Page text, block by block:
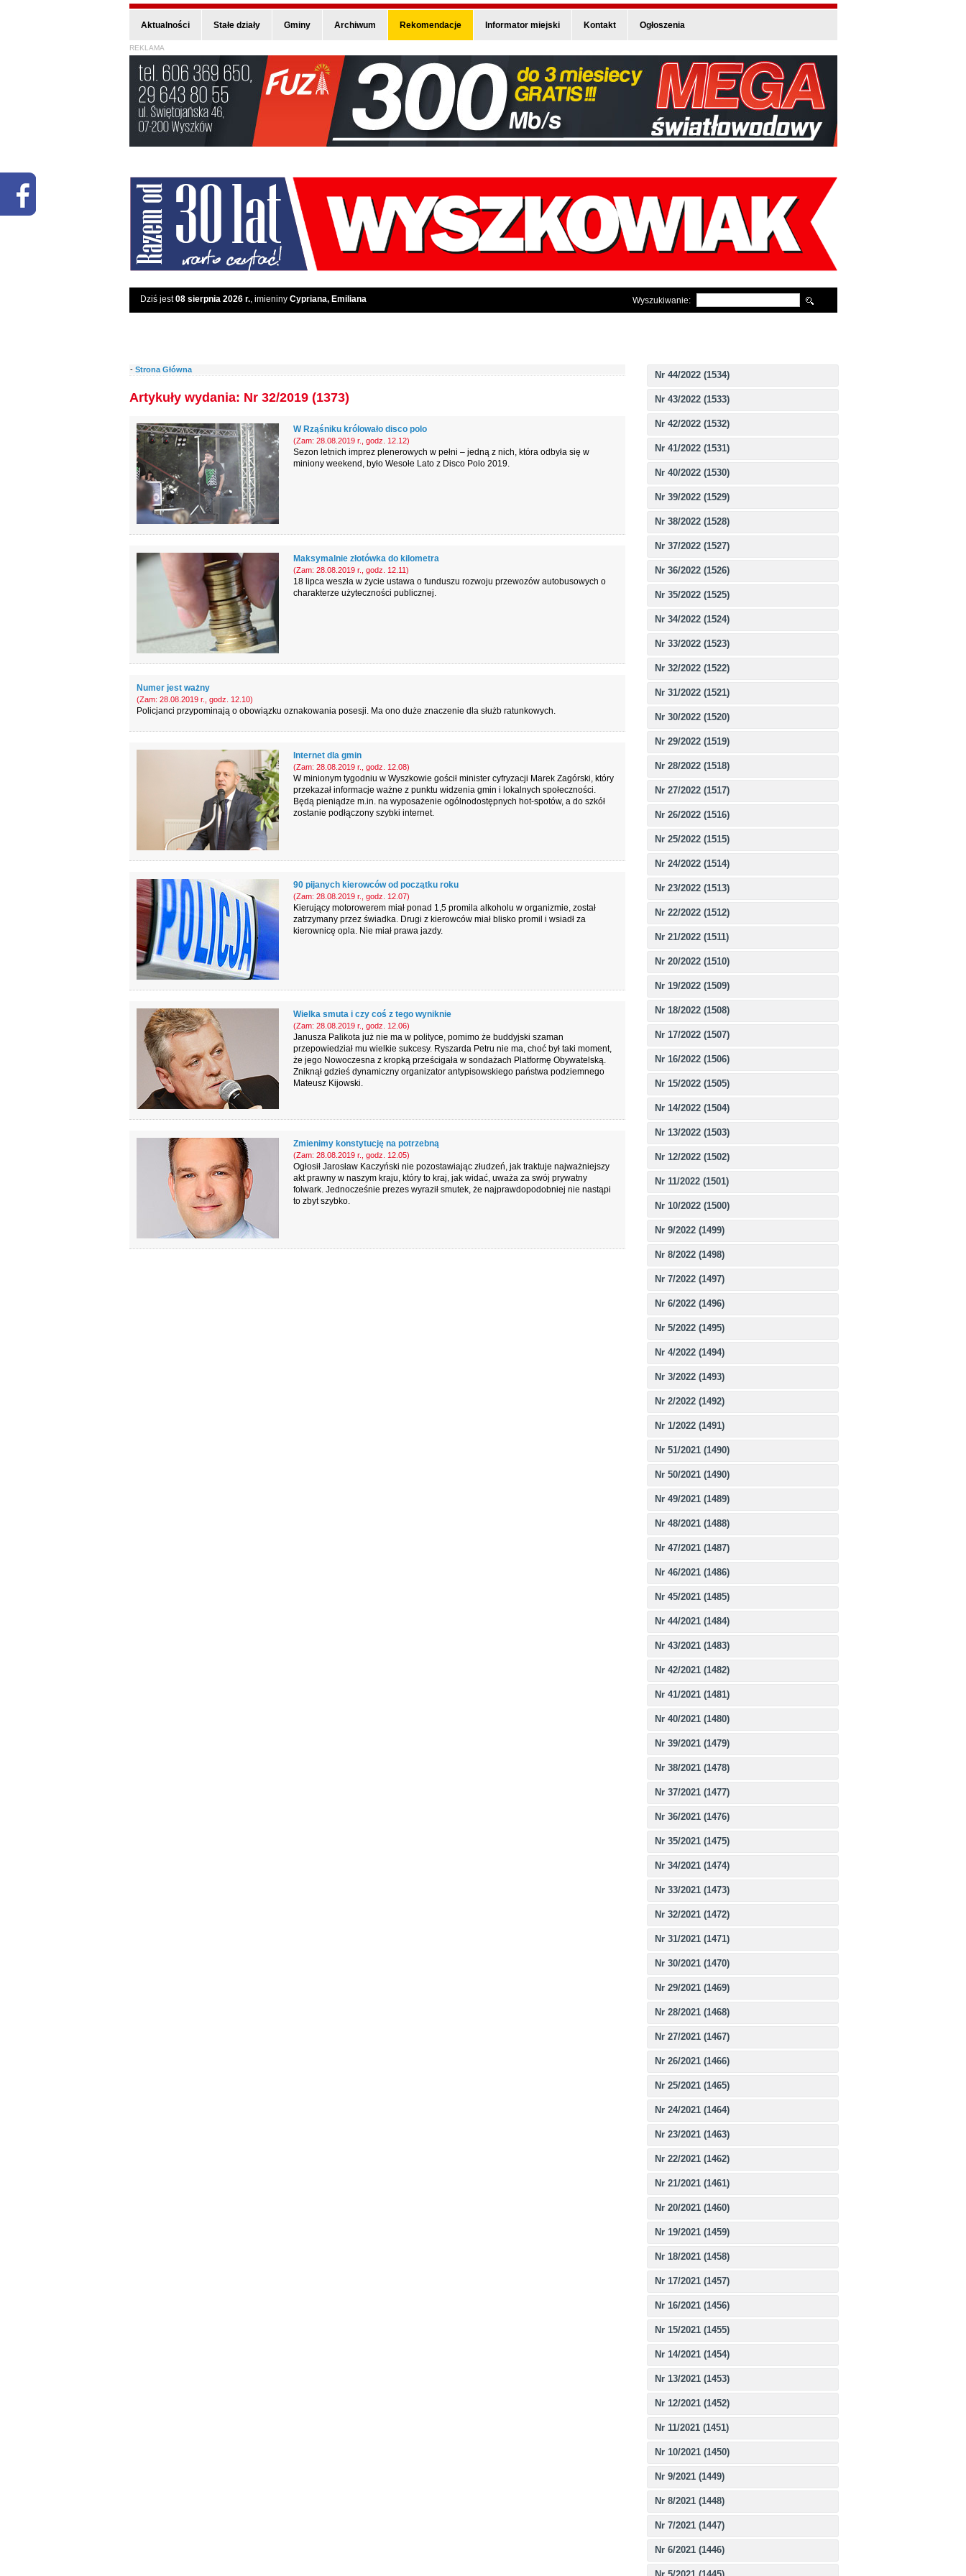
Aktualności Stałe działy Gminy Archiwum Rekomendacje Informator miejski Kontakt Ogłoszenia
REKLAMA
Dziś jest08 sierpnia 2026 r., imieniny Cypriana, Emiliana Wyszukiwanie:
Nr 44/2022 (1534)
Nr 43/2022 (1533)
Nr 42/2022 (1532)
Nr 41/2022 (1531)
Nr 40/2022 (1530)
Nr 39/2022 (1529)
Nr 38/2022 (1528)
Nr 37/2022 (1527)
Nr 36/2022 (1526)
Nr 35/2022 (1525)
Nr 34/2022 (1524)
Nr 33/2022 (1523)
Nr 32/2022 (1522)
Nr 31/2022 (1521)
Nr 30/2022 (1520)
Nr 29/2022 (1519)
Nr 28/2022 (1518)
Nr 27/2022 (1517)
Nr 26/2022 (1516)
Nr 25/2022 (1515)
Nr 24/2022 (1514)
Nr 23/2022 (1513)
Nr 22/2022 (1512)
Nr 21/2022 (1511)
Nr 20/2022 (1510)
Nr 19/2022 (1509)
Nr 18/2022 (1508)
Nr 17/2022 (1507)
Nr 16/2022 (1506)
Nr 15/2022 (1505)
Nr 14/2022 (1504)
Nr 13/2022 (1503)
Nr 12/2022 (1502)
Nr 11/2022 (1501)
Nr 10/2022 (1500)
Nr 9/2022 (1499)
Nr 8/2022 (1498)
Nr 7/2022 (1497)
Nr 6/2022 (1496)
Nr 5/2022 (1495)
Nr 4/2022 (1494)
Nr 3/2022 (1493)
Nr 2/2022 (1492)
Nr 1/2022 (1491)
Nr 51/2021 (1490)
Nr 50/2021 (1490)
Nr 49/2021 (1489)
Nr 48/2021 (1488)
Nr 47/2021 (1487)
Nr 46/2021 (1486)
Nr 45/2021 (1485)
Nr 44/2021 (1484)
Nr 43/2021 (1483)
Nr 42/2021 (1482)
Nr 41/2021 (1481)
Nr 40/2021 (1480)
Nr 39/2021 (1479)
Nr 38/2021 (1478)
Nr 37/2021 (1477)
Nr 36/2021 (1476)
Nr 35/2021 (1475)
Nr 34/2021 (1474)
Nr 33/2021 (1473)
Nr 32/2021 (1472)
Nr 31/2021 (1471)
Nr 30/2021 (1470)
Nr 29/2021 (1469)
Nr 28/2021 (1468)
Nr 27/2021 (1467)
Nr 26/2021 (1466)
Nr 25/2021 (1465)
Nr 24/2021 (1464)
Nr 23/2021 (1463)
Nr 22/2021 (1462)
Nr 21/2021 (1461)
Nr 20/2021 (1460)
Nr 19/2021 (1459)
Nr 18/2021 (1458)
Nr 17/2021 (1457)
Nr 16/2021 (1456)
Nr 15/2021 (1455)
Nr 14/2021 (1454)
Nr 13/2021 (1453)
Nr 12/2021 (1452)
Nr 11/2021 (1451)
Nr 10/2021 (1450)
Nr 9/2021 (1449)
Nr 8/2021 (1448)
Nr 7/2021 (1447)
Nr 6/2021 (1446)
- Strona Główna
Artykuły wydania: Nr 32/2019 (1373)
W Rząśniku królowało disco polo
(Zam: 28.08.2019 r., godz. 12.12)
Sezon letnich imprez plenerowych w pełni – jedną z nich, która odbyła się w
miniony weekend, było Wesołe Lato z Disco Polo 2019.
Maksymalnie złotówka do kilometra
(Zam: 28.08.2019 r., godz. 12.11)
18 lipca weszła w życie ustawa o funduszu rozwoju przewozów autobusowych o
charakterze użyteczności publicznej.
Numer jest ważny
(Zam: 28.08.2019 r., godz. 12.10)
Policjanci przypominają o obowiązku oznakowania posesji. Ma ono duże znaczenie dla służb ratunkowych.
Internet dla gmin
(Zam: 28.08.2019 r., godz. 12.08)
W minionym tygodniu w Wyszkowie gościł minister cyfryzacji Marek Zagórski, który
przekazał informacje ważne z punktu widzenia gmin i lokalnych społeczności.
Będą pieniądze m.in. na wyposażenie ogólnodostępnych hot-spotów, a do szkół
zostanie podłączony szybki internet.
90 pijanych kierowców od początku roku
(Zam: 28.08.2019 r., godz. 12.07)
Kierujący motorowerem miał ponad 1,5 promila alkoholu w organizmie, został
zatrzymany przez świadka. Drugi z kierowców miał blisko promil i wsiadł za
kierownicę opla. Nie miał prawa jazdy.
Wielka smuta i czy coś z tego wyniknie
(Zam: 28.08.2019 r., godz. 12.06)
Janusza Palikota już nie ma w polityce, pomimo że buddyjski szaman
przepowiedział mu wielkie sukcesy. Ryszarda Petru nie ma, choć był taki moment,
że jego Nowoczesna z kropką prześcigała w sondażach Platformę Obywatelską.
Zniknął gdzieś dynamiczny organizator antypisowskiego państwa podziemnego
Mateusz Kijowski.
Zmienimy konstytucję na potrzebną
(Zam: 28.08.2019 r., godz. 12.05)
Ogłosił Jarosław Kaczyński nie pozostawiając złudzeń, jak traktuje najważniejszy
akt prawny w naszym kraju, który to kraj, jak widać, uważa za swój prywatny
folwark. Jednocześnie prezes wyraził smutek, że najprawdopodobniej nie nastąpi
to zbyt szybko.